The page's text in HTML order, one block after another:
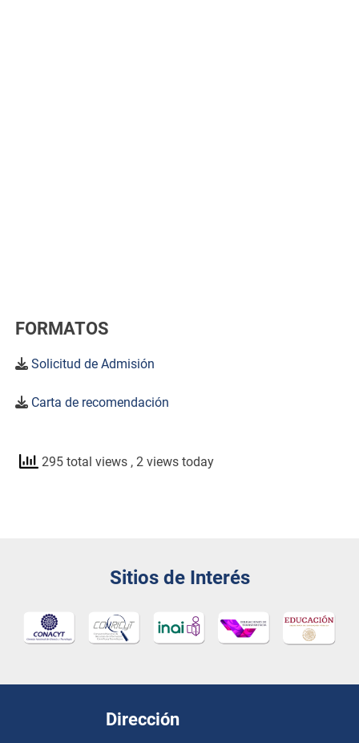
FORMATOS
Solicitud de Admisión
Carta de recomendación
295 total views , 2 views today
Sitios de Interés
Dirección